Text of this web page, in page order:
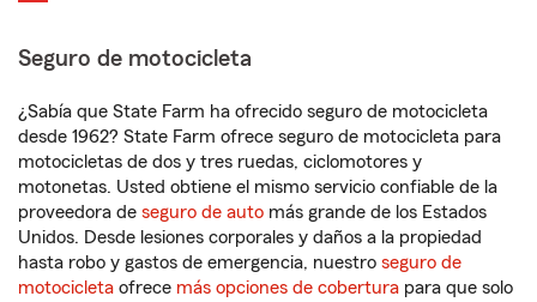
Seguro de motocicleta
¿Sabía que State Farm ha ofrecido seguro de motocicleta
desde 1962? State Farm ofrece seguro de motocicleta para
motocicletas de dos y tres ruedas, ciclomotores y
motonetas. Usted obtiene el mismo servicio confiable de la
proveedora de seguro de auto más grande de los Estados
Unidos. Desde lesiones corporales y daños a la propiedad
hasta robo y gastos de emergencia, nuestro seguro de
motocicleta ofrece más opciones de cobertura para que solo